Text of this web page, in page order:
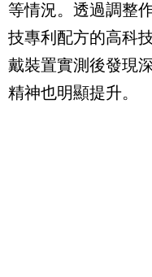
等情況。透過調整
技專利配方的高科
戴裝置實測後發現
精神也明顯提升。